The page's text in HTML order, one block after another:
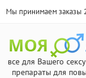
Мы принимаем заказы
все для Вашего
препараты для